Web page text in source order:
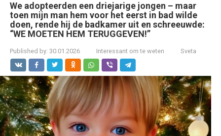
We adopteerden een driejarige jongen – maar
toen mijn man hem voor het eerst in bad wilde
doen, rende hij de badkamer uit en schreeuwde:
“WE MOETEN HEM TERUGGEVEN!”
Published by: 30.01.2026 Interessant om te weten Sveta